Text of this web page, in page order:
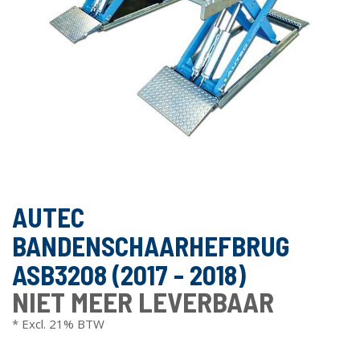
AUTEC
BANDENSCHAARHEFBRUG
ASB3208 (2017 - 2018)
NIET MEER LEVERBAAR
* Excl. 21% BTW